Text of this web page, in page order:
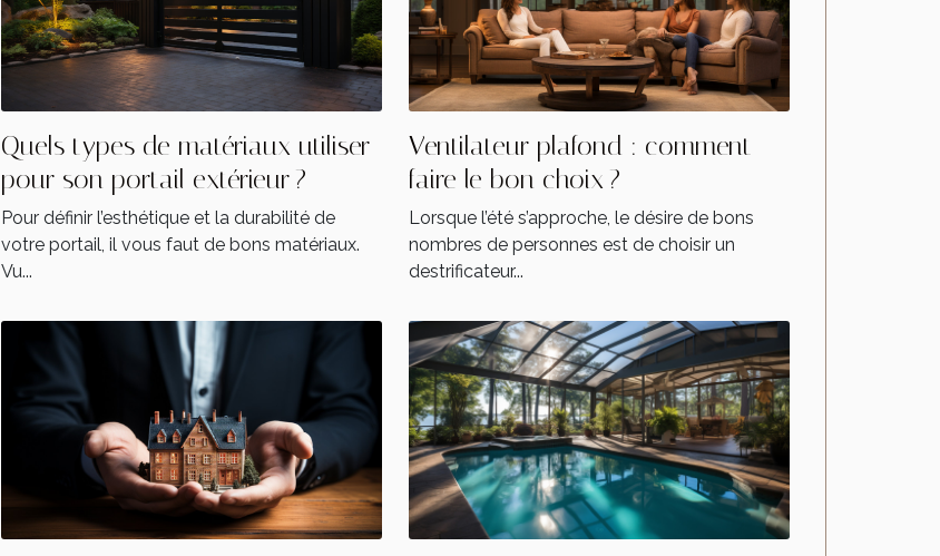
Quels types de matériaux utiliser
pour son portail extérieur ?
Pour définir l’esthétique et la durabilité de
votre portail, il vous faut de bons matériaux.
Vu...
Ventilateur plafond : comment
faire le bon choix ?
Lorsque l’été s’approche, le désire de bons
nombres de personnes est de choisir un
destrificateur...